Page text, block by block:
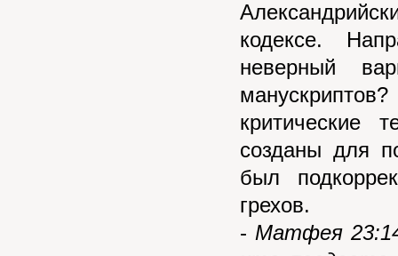
кодексе.
неверный
критические
созданы для
был
грехов.
- Матфея